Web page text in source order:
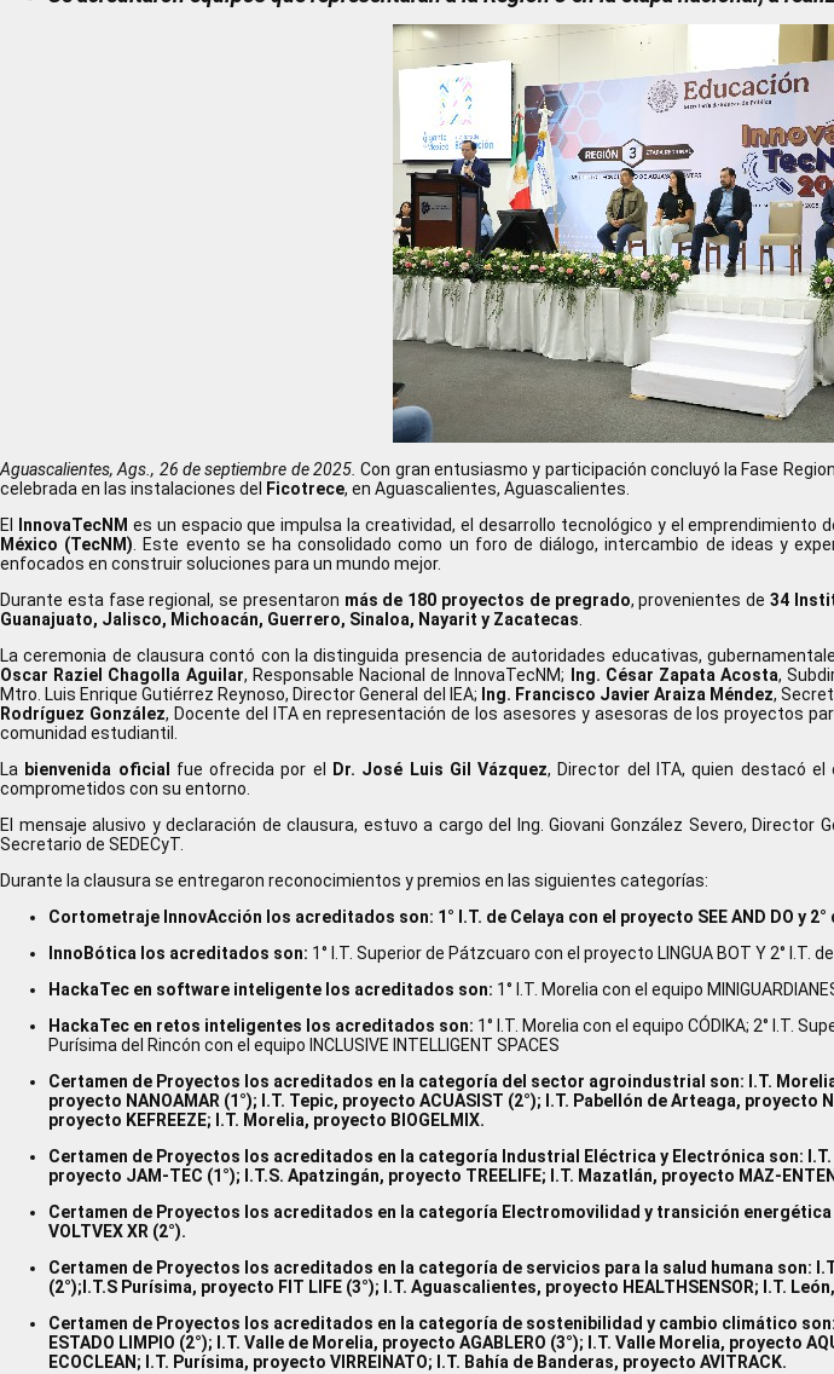
Aguascalientes, Ags., 26 de septiembre de 2025. Con gran entusiasmo y participación concluyó la Fase
celebrada en las instalaciones del
Ficotrece, en Aguascalientes, Aguascalientes.
El
InnovaTecNM es un espacio que impulsa la creatividad, el desarrollo tecnológico y el emprendimiento
México (TecNM) . Este evento se ha consolidado como un foro de diálogo, intercambio de ideas y
enfocados en construir soluciones para un mundo mejor.
Durante esta fase regional, se presentaron más de 180 proyectos de pregrado, provenientes de 34
Guanajuato, Jalisco, Michoacán, Guerrero, Sinaloa, Nayarit y Zacatecas
La ceremonia de clausura contó con la distinguida presencia de autoridades educativas,
Oscar Raziel Chagolla Aguilar, Responsable Nacional de InnovaTecNM; Ing. César Zapata Acosta,
Mtro. Luis Enrique Gutiérrez Reynoso, Director General del IEA; Ing. Francisco Javier Araiza Méndez,
Rodríguez González, Docente del ITA en representación de los asesores y asesoras de los proyectos
comunidad estudiantil.
La bienvenida oficial fue ofrecida por el Dr. José Luis Gil Vázquez, Director del ITA, quien destacó
comprometidos con su entorno.
El mensaje alusivo y declaración de clausura, estuvo a cargo del Ing. Giovani González Severo, Director
Secretario de SEDECyT.
Durante la clausura se entregaron reconocimientos y premios en las siguientes categorías:
Cortometraje InnovAcción los acreditados son: 1° I.T. de Celaya con el proyecto SEE AND DO y 2°
InnoBótica los acreditados son: 1° I.T. Superior de Pátzcuaro con el proyecto LINGUA BOT Y 2° I.T.
HackaTec en software inteligente los acreditados son: 1° I.T. Morelia con el equipo
HackaTec en retos inteligentes los acreditados son: 1° I.T. Morelia con el equipo CÓDIKA; 2° I.T.
Purísima del Rincón con el equipo INCLUSIVE INTELLIGENT SPACES
Certamen de Proyectos los acreditados en la categoría del sector agroindustrial son: I.T.
proyecto NANOAMAR (1°); I.T. Tepic, proyecto ACUASIST (2°); I.T. Pabellón de Arteaga, proyecto
proyecto KEFREEZE; I.T. Morelia, proyecto BIOGELMIX.
Certamen de Proyectos los acreditados en la categoría Industrial Eléctrica y Electrónica son: I.T.
proyecto JAM-TEC (1°); I.T.S. Apatzingán, proyecto TREELIFE; I.T. Mazatlán, proyecto MAZ-
Certamen de Proyectos los acreditados en la categoría Electromovilidad y transición energética
VOLTVEX XR (2°).
Certamen de Proyectos los acreditados en la categoría de servicios para la salud humana son:
(2°);I.T.S Purísima, proyecto FIT LIFE (3°); I.T. Aguascalientes, proyecto HEALTHSENSOR; I.T.
Certamen de Proyectos los acreditados en la categoría de sostenibilidad y cambio climático
ESTADO LIMPIO (2°); I.T. Valle de Morelia, proyecto AGABLERO (3°); I.T. Valle Morelia, proyecto
ECOCLEAN; I.T. Purísima, proyecto VIRREINATO; I.T. Bahía de Banderas, proyecto AVITRACK.